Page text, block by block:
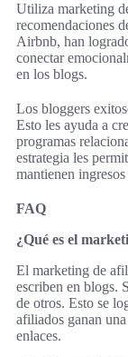
Utiliza marketing
recomendaciones
Airbnb, han
conectar
en los blogs.
Los bloggers
Esto les ayuda a
programas
estrategia les
mantienen
FAQ
¿Qué es el
El marketing de
escriben en blogs.
de otros. Esto se
afiliados ganan
enlaces.